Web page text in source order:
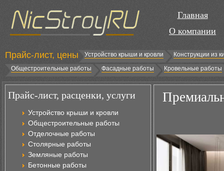
Главная
О компании
Прайс-лист, цены Устройство крыши и кровли
Конструкции из
Общестроительные работы
Фасадные работы Кровельные работы
Прайс-лист, расценки, услуги
Устройство крыши и кровли
Общестроительные работы
Отделочные работы
Столярные работы
Земляные работы
Бетонные работы